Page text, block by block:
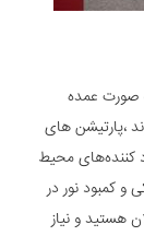
صورت عمده
،پارتیشن های
کننده‌های محیط
و کمبود نور در
هستید و نیاز